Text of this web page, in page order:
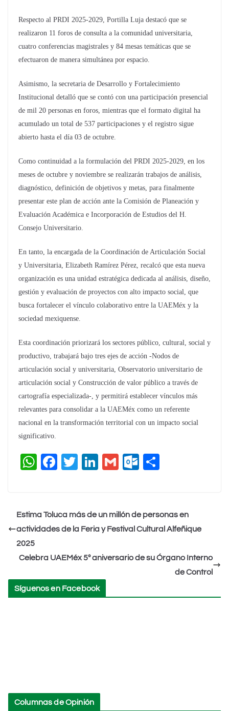
Respecto al PRDI 2025-2029, Portilla Luja destacó que se
realizaron 11 foros de consulta a la comunidad universitaria,
cuatro conferencias magistrales y 84 mesas temáticas que se
efectuaron de manera simultánea por espacio.
Asimismo, la secretaria de Desarrollo y Fortalecimiento
Institucional detalló que se contó con una participación presencial
de mil 20 personas en foros, mientras que el formato digital ha
acumulado un total de 537 participaciones y el registro sigue
abierto hasta el día 03 de octubre.
Como continuidad a la formulación del PRDI 2025-2029, en los
meses de octubre y noviembre se realizarán trabajos de análisis,
diagnóstico, definición de objetivos y metas, para finalmente
presentar este plan de acción ante la Comisión de Planeación y
Evaluación Académica e Incorporación de Estudios del H.
Consejo Universitario.
En tanto, la encargada de la Coordinación de Articulación Social
y Universitaria, Elizabeth Ramírez Pérez, recalcó que esta nueva
organización es una unidad estratégica dedicada al análisis, diseño,
gestión y evaluación de proyectos con alto impacto social, que
busca fortalecer el vínculo colaborativo entre la UAEMéx y la
sociedad mexiquense.
Esta coordinación priorizará los sectores público, cultural, social y
productivo, trabajará bajo tres ejes de acción -Nodos de
articulación social y universitaria, Observatorio universitario de
articulación social y Construcción de valor público a través de
cartografía especializada-, y permitirá establecer vínculos más
relevantes para consolidar a la UAEMéx como un referente
nacional en la transformación territorial con un impacto social
significativo.
W
s
A
p
F
e
b
o
k
T
er
Li
e
dI
G
l
O
o
k.
o
p
ar
Estima Toluca más de un millón de personas en
actividades de la Feria y Festival Cultural Alfeñique
2025
Celebra UAEMéx 5º aniversario de su Órgano Interno
de Control
Síguenos en Facebook
Columnas de Opinión